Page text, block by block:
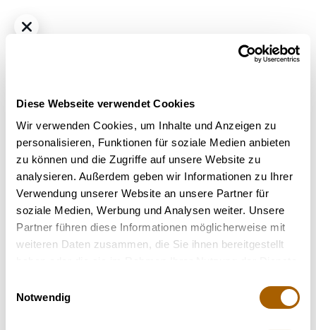
Diese Webseite verwendet Cookies
Wir verwenden Cookies, um Inhalte und Anzeigen zu
personalisieren, Funktionen für soziale Medien anbieten
zu können und die Zugriffe auf unsere Website zu
analysieren. Außerdem geben wir Informationen zu Ihrer
Verwendung unserer Website an unsere Partner für
soziale Medien, Werbung und Analysen weiter. Unsere
Partner führen diese Informationen möglicherweise mit
weiteren Daten zusammen, die Sie ihnen bereitgestellt
Notwendig
Hybrid THC30% CBD1%
Remexian 30/1 HCC ARR Arctic Reaper
Bestrahlung: nicht bestrahlt
Strain: Arctic Reaper